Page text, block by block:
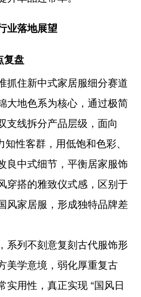
业落地展望
复盘
抓住新中式家居服细分赛道
大地色系为核心，通过极简
支线拆分产品层级，面向
知性客群，用低饱和色彩、
良中式细节，平衡居家服饰
穿搭的雅致仪式感，区别于
风家居服，形成独特品牌差
系列不刻意复刻古代服饰形
美学意境，弱化厚重复古
实用性，真正实现 “国风日